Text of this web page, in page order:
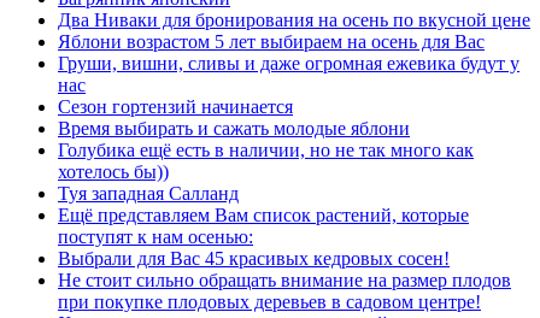
Два Ниваки для бронирования на осень по вкусной цене
Яблони возрастом 5 лет выбираем на осень для Вас
Груши, вишни, сливы и даже огромная ежевика будут у
нас
Сезон гортензий начинается
Время выбирать и сажать молодые яблони
Голубика ещё есть в наличии, но не так много как
хотелось бы))
Туя западная Салланд
Ещё представляем Вам список растений, которые
поступят к нам осенью:
Выбрали для Вас 45 красивых кедровых сосен!
Не стоит сильно обращать внимание на размер плодов
при покупке плодовых деревьев в садовом центре!